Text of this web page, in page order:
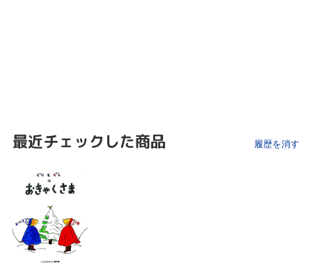
最近チェックした商品 履歴を消す